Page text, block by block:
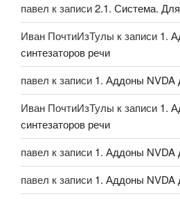
павел к записи2.1. Система.
Иван ПочтиИзТулы к записи 1.
синтезаторов речи
павел к записи 1. Аддоны NVDA
Иван ПочтиИзТулы к записи 1.
синтезаторов речи
павел к записи 1. Аддоны NVDA
павел к записи 1. Аддоны NVDA